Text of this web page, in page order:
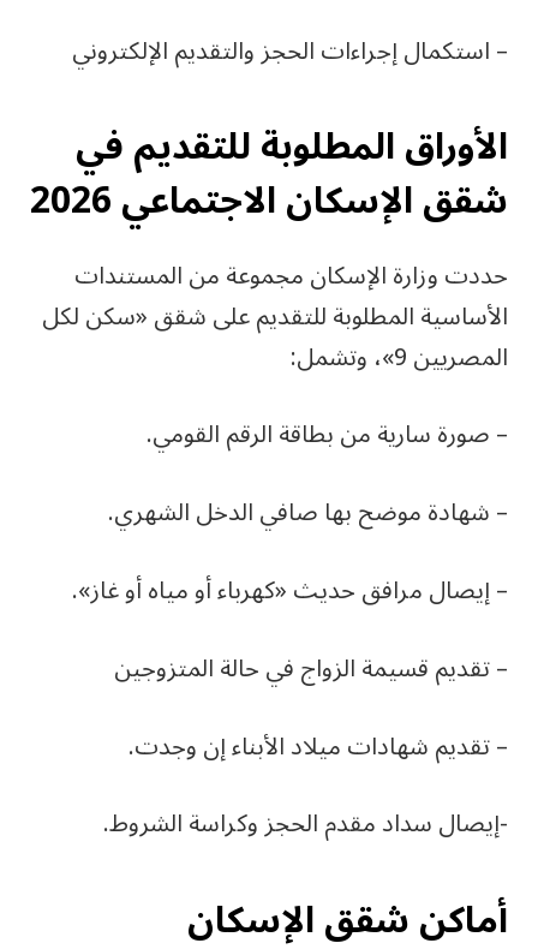
– استكمال إجراءات الحجز والتقديم الإلكتروني
الأوراق المطلوبة للتقديم في
شقق الإسكان الاجتماعي 2026
حددت وزارة الإسكان مجموعة من المستندات
الأساسية المطلوبة للتقديم على شقق «سكن لكل
المصريين 9»، وتشمل:
– صورة سارية من بطاقة الرقم القومي.
– شهادة موضح بها صافي الدخل الشهري.
– إيصال مرافق حديث «كهرباء أو مياه أو غاز».
– تقديم قسيمة الزواج في حالة المتزوجين
– تقديم شهادات ميلاد الأبناء إن وجدت.
-إيصال سداد مقدم الحجز وكراسة الشروط.
أماكن شقق الإسكان